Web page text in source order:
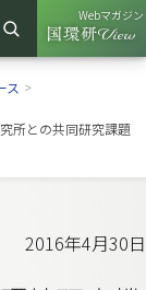
サイト内検索
検索
Webマガジン
（別ウイ
ス >
所との共同研究課題
2016年4月30日